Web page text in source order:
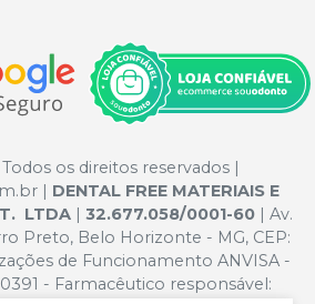
os direitos reservados |
| DENTAL FREE MATERIAIS E
LTDA
32.677.058/0001-60
| Av.
Preto, Belo Horizonte - MG, CEP:
de Funcionamento ANVISA -
- Farmacêutico responsável: